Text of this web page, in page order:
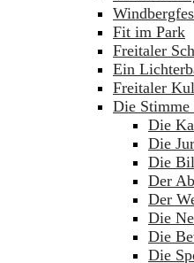
Fit im Park
Freitaler
Ein
Freitaler
Die Stimme
Die
Die
Die
Der
Der
Die
Die
Die